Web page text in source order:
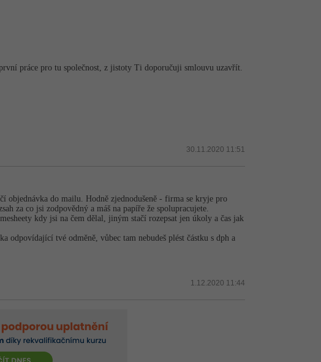
práce pro tu společnost, z jistoty Ti doporučuji smlouvu uzavřít.
30.11.2020 11:51
objednávka do mailu. Hodně zjednodušeně - firma se kryje pro
za co jsi zodpovědný a máš na papíře že spolupracujete.
kdy jsi na čem dělal, jiným stačí rozepsat jen úkoly a čas jak
tvé odměně, vůbec tam nebudeš plést částku s dph a
1.12.2020 11:44